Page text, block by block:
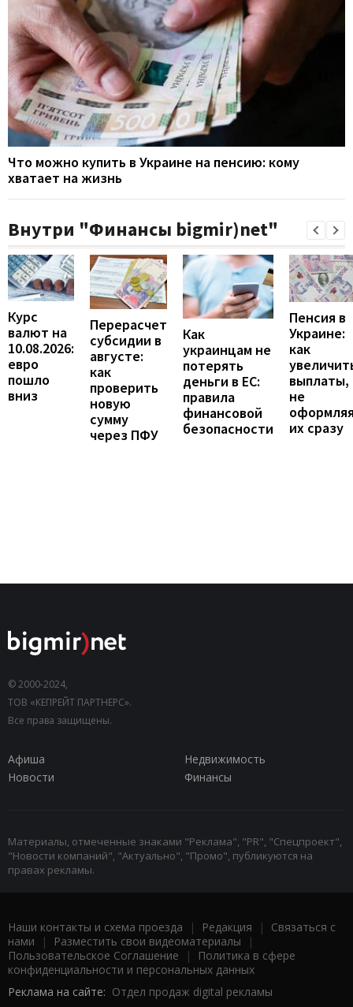
Что можно купить в Украине на пенсию: кому
хватает на жизнь
Внутри "Финансы bigmir)net"
Курс
валют на
10.08.2026:
евро
пошло
вниз
Перерасчет
субсидии в
августе:
как
проверить
новую
сумму
через ПФУ
Как
украинцам не
потерять
деньги в ЕС:
правила
финансовой
безопасности
Пенсия в
Украине:
как
выплаты,
не
их сразу
© 2000-2024,
ТОВ «КЕПРЕЙТ ПАРТНЕРС».
Все права защищены.
Афиша
Недвижимость
Новости
Финансы
Материалы, отмеченные знаками "Реклама", "PR", "Спецпроект",
"Новости компаний", "Актуально", "Промо", публикуются на
правах рекламы.
Наши контакты и схема проезда | Редакция | Связаться с
нами | Разместить свои видеоматериалы |
Пользовательское Соглашение |
Политика в сфере
конфиденциальности и персональных данных
Реклама на сайте: Отдел продаж digital рекламы